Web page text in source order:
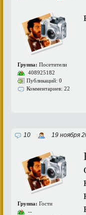
Группа: Посетители
408925182
Публикаций: 0
Комментариев: 22
10 19 ноября
Группа: Гости
--